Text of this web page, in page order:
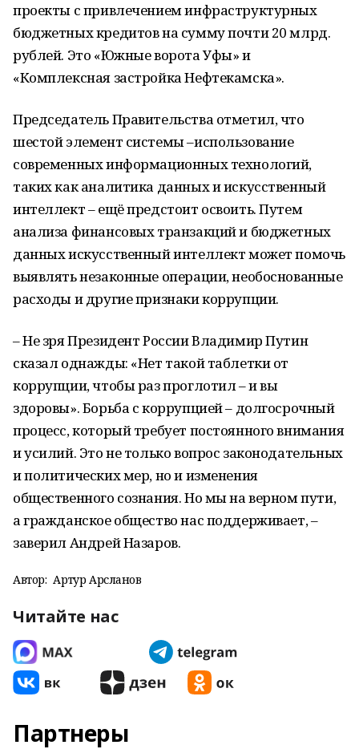
проекты с привлечением инфраструктурных
бюджетных кредитов на сумму почти 20 млрд.
рублей. Это «Южные ворота Уфы» и
«Комплексная застройка Нефтекамска».
Председатель Правительства отметил, что
шестой элемент системы –использование
современных информационных технологий,
таких как аналитика данных и искусственный
интеллект – ещё предстоит освоить. Путем
анализа финансовых транзакций и бюджетных
данных искусственный интеллект может помочь
выявлять незаконные операции, необоснованные
расходы и другие признаки коррупции.
– Не зря Президент России Владимир Путин
сказал однажды: «Нет такой таблетки от
коррупции, чтобы раз проглотил – и вы
здоровы». Борьба с коррупцией – долгосрочный
процесс, который требует постоянного внимания
и усилий. Это не только вопрос законодательных
и политических мер, но и изменения
общественного сознания. Но мы на верном пути,
а гражданское общество нас поддерживает, –
заверил Андрей Назаров.
Автор: Артур Арсланов
Читайте нас
Партнеры